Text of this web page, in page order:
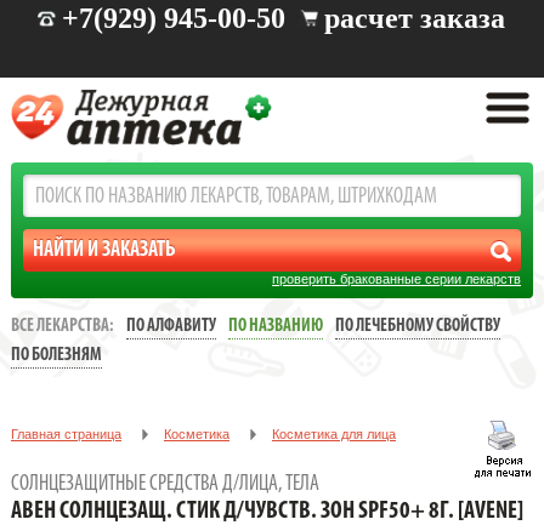
+7(929) 945-00-50 расчет заказа
проверить бракованные серии лекарств
ВСЕ ЛЕКАРСТВА: ПО АЛФАВИТУ ПО НАЗВАНИЮ
ПО ЛЕЧЕБНОМУ СВОЙСТВУ
ПО БОЛЕЗНЯМ
Главная страница Косметика Косметика для лица
АВЕН СОЛНЦЕЗАЩ. СТИК Д/ЧУВСТВ. ЗОН SPF50+ 8Г. [AVENE]
СОЛНЦЕЗАЩИТНЫЕ СРЕДСТВА Д/ЛИЦА, ТЕЛА
АВЕН СОЛНЦЕЗАЩ. СТИК Д/ЧУВСТВ. ЗОН SPF50+ 8Г. [AVENE]